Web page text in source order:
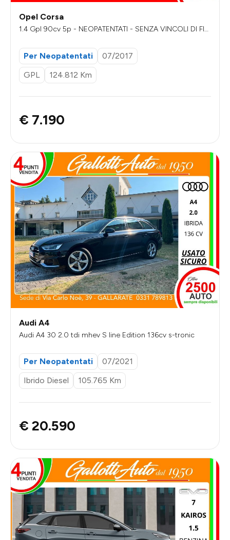
Opel Corsa
1.4 Gpl 90cv 5p - NEOPATENTATI - SENZA VINCOLI DI FIN
Per Neopatentati
07/2017
GPL
124.812 Km
€ 7.190
Audi A4
Audi A4 30 2.0 tdi mhev S line Edition 136cv s-tronic
Per Neopatentati
07/2021
Ibrido Diesel
105.765 Km
€ 20.590